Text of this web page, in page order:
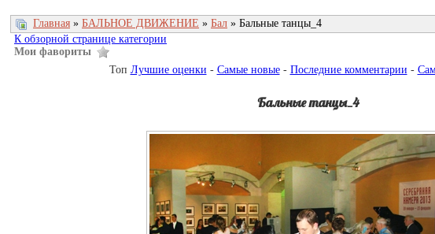
Главная » БАЛЬНОЕ ДВИЖЕНИЕ » Бал » Бальные танцы_4
К обзорной странице категории
Мои фавориты
Топ Лучшие оценки - Самые новые- Последние комментарии -
Бальные танцы_4